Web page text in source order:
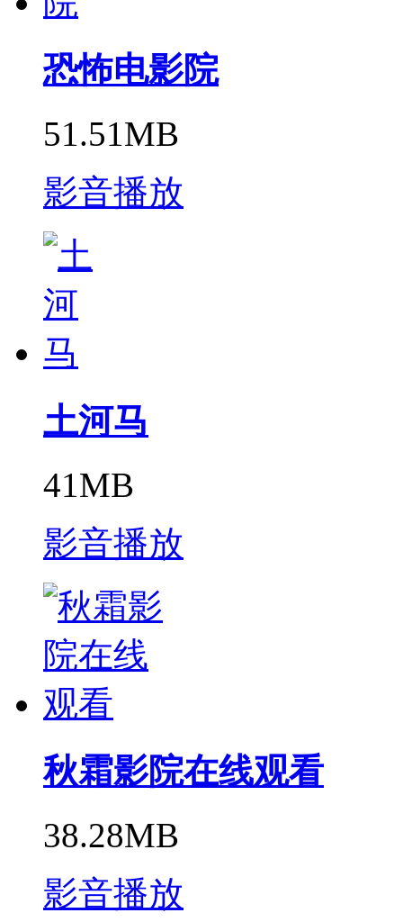
恐怖电影院
51.51MB
影音播放
土河马
41MB
影音播放
秋霜影院在线观看
38.28MB
影音播放